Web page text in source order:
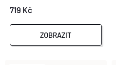
719 Kč
ZOBRAZIT